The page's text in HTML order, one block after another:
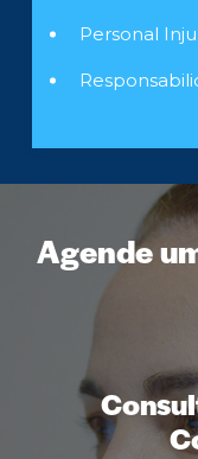
Personal
Agende